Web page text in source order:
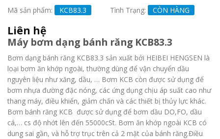
Mã sản phẩm: KCB83.3 Tình Trạng: CÒN HÀNG
Liên hệ
Máy bơm dạng bánh răng KCB83.3
Bơm dạng bánh răng KCB83.3 sản xuất bởi HEIBEI HENGSEN là
loại bơm ăn khớp ngoài, thường dùng để vận chuyển dầu
nguyên liệu như xăng, dầu, … Bơm KCB còn được sử dụng để
bơm nhựa đường đặc nóng, các ứng dụng chịu áp suất cao như
thang máy, điều khiển, giảm chấn và các thiết bị thủy lực khác.
Bơm bánh răng KCB được sử dụng để bơm dầu DO,FO, dầu
cá,… cs độ nhớt lên đến 55000cSt. Bơm ăn khớp ngoài KCB có
dung sai gần, và hỗ trợ trục trên cả 2 mặt của bánh răng.Điều